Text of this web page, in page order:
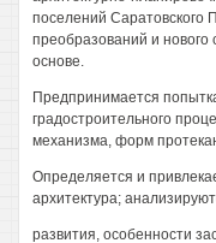
поселений Саратовского
преобразований и нового
основе.
Предпринимается
градостроительного
механизма, форм
Определяется и
архитектура;
развития, особенности